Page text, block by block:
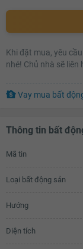
Khi đặt mua, yêu
nhé! Chủ nhà sẽ liên
Vay mua bất
Thông tin bất
Mã tin
Loại bất động sản
Hướng
Diện tích